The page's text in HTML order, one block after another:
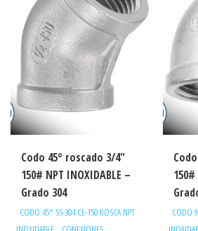
Codo 45° roscado 3/4″
150# NPT INOXIDABLE –
Grado 304
CODO 45° SS-304 CL-150 ROSCA NPT
,
150#
CODO